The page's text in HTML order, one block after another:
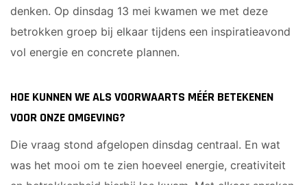
denken. Op dinsdag 13 mei kwamen we met deze
betrokken groep bij elkaar tijdens een inspiratieavond
vol energie en concrete plannen.
HOE KUNNEN WE ALS VOORWAARTS MÉÉR BETEKENEN
VOOR ONZE OMGEVING?
Die vraag stond afgelopen dinsdag centraal. En wat
was het mooi om te zien hoeveel energie, creativiteit